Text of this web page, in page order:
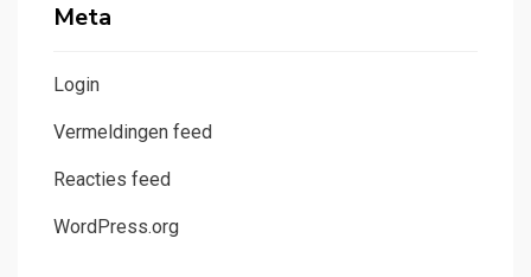
Meta
Login
Vermeldingen feed
Reacties feed
WordPress.org